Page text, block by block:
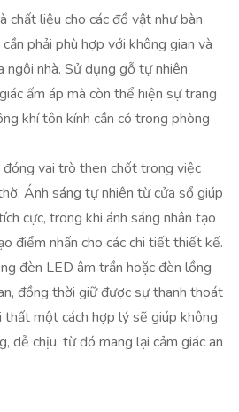
chất liệu cho các đồ vật như bàn
phải phù hợp với không gian và
ngôi nhà. Sử dụng gỗ tự nhiên
ấm áp mà còn thể hiện sự trang
khí tôn kính cần có trong phòng
đóng vai trò then chốt trong việc
Ánh sáng tự nhiên từ cửa sổ giúp
cực, trong khi ánh sáng nhân tạo
điểm nhấn cho các chi tiết thiết kế.
đèn LED âm trần hoặc đèn lồng
đồng thời giữ được sự thanh thoát
một cách hợp lý sẽ giúp không
dễ chịu, từ đó mang lại cảm giác an